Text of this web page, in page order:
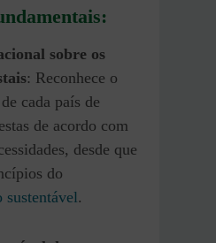
sobre os
: Reconhece o
cada país de
de acordo com
desde que
do
sustentável.